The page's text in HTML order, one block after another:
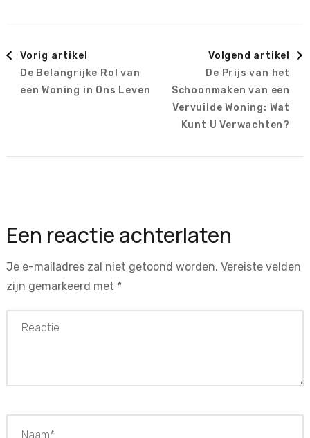
Berichtnavigatie
Vorig artikel
De Belangrijke Rol van
een Woning in Ons Leven
Volgend artikel
De Prijs van het
Schoonmaken van een
Vervuilde Woning: Wat
Kunt U Verwachten?
Een reactie achterlaten
Je e-mailadres zal niet getoond worden. Vereiste velden
zijn gemarkeerd met *